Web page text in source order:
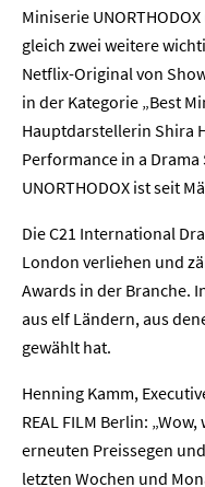
Miniserie
gleich zwei weitere
Netflix-Original von
in der Kategorie „Best
Hauptdarstellerin Shira
Performance in a
UNORTHODOX ist seit
Die C21 International
London verliehen und
Awards in der Branche.
aus elf Ländern, aus
gewählt hat.
Henning Kamm,
REAL FILM Berlin:
erneuten Preissegen
letzten Wochen und